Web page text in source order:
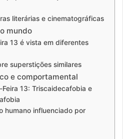
literárias e cinematográficas
mundo
13 é vista em diferentes
superstições similares
e comportamental
13: Triscaidecafobia e
humano influenciado por